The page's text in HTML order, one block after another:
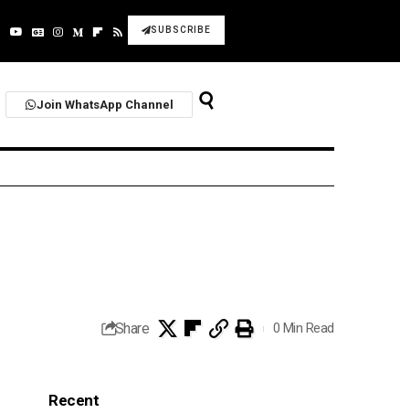
SUBSCRIBE
Join WhatsApp Channel
Share 0 Min Read
Recent